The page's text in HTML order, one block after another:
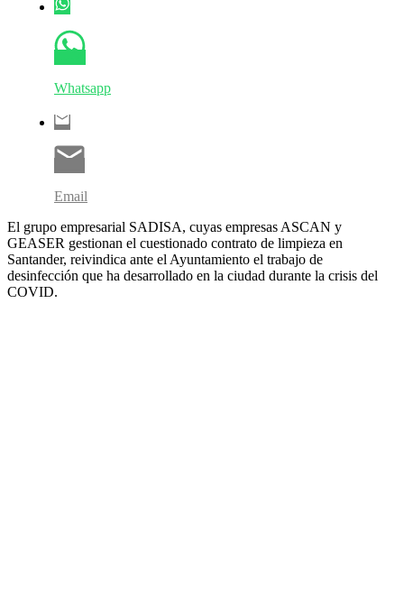
Whatsapp
Email
El grupo empresarial SADISA, cuyas empresas ASCAN y
GEASER gestionan el cuestionado contrato de limpieza en
Santander, reivindica ante el Ayuntamiento el trabajo de
desinfección que ha desarrollado en la ciudad durante la crisis del
COVID.